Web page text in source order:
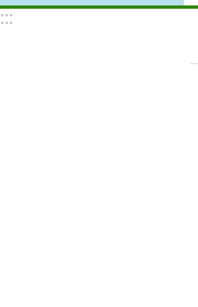
:::